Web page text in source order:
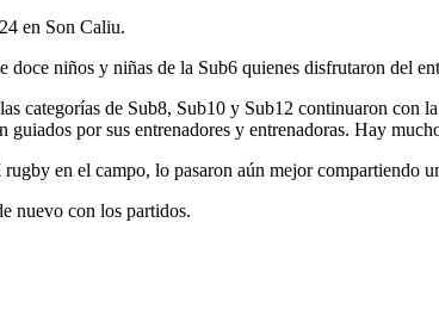
en Son Caliu.
doce niños y niñas de la Sub6 quienes disfrutaron del
categorías de Sub8, Sub10 y Sub12 continuaron con
por sus entrenadores y entrenadoras. Hay
en el campo, lo pasaron aún mejor compartiendo
nuevo con los partidos.